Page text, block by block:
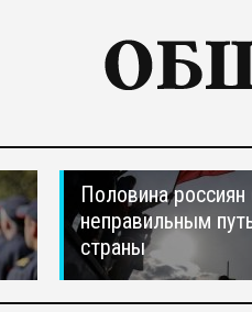
Половина россиян
неправильным
страны